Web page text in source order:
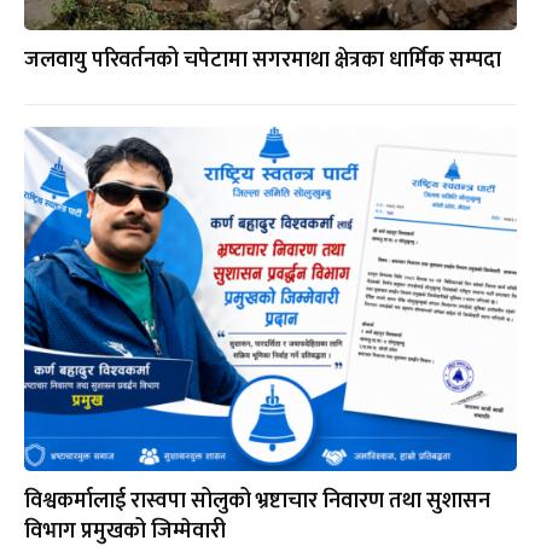
जलवायु परिवर्तनको चपेटामा सगरमाथा क्षेत्रका धार्मिक सम्पदा
विश्वकर्मालाई रास्वपा सोलुको भ्रष्टाचार निवारण तथा सुशासन
विभाग प्रमुखको जिम्मेवारी